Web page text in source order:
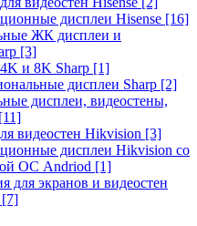
дисплеи Hisense [16]
ЖК дисплеи и
[3]
и 8K Sharp [1]
дисплеи Sharp [2]
дисплеи, видеостены,
[11]
видеостен Hikvision [3]
дисплеи Hikvision со
ОС Andriod [1]
для экранов и видеостен
[7]